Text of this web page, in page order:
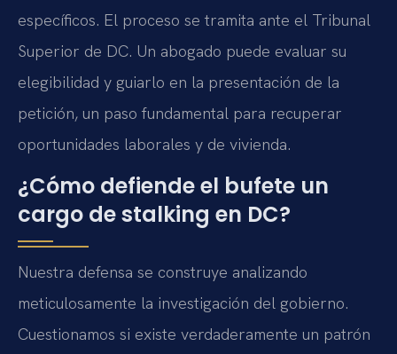
específicos. El proceso se tramita ante el Tribunal
Superior de DC. Un abogado puede evaluar su
elegibilidad y guiarlo en la presentación de la
petición, un paso fundamental para recuperar
oportunidades laborales y de vivienda.
¿Cómo defiende el bufete un
cargo de stalking en DC?
Nuestra defensa se construye analizando
meticulosamente la investigación del gobierno.
Cuestionamos si existe verdaderamente un patrón